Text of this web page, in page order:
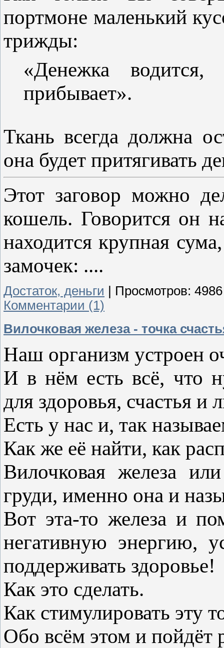
портмоне маленький
трижды:
«Денежка
прибывает».
Ткань всегда должна
она будет притягивать
Этот заговор можно
кошель. Говорится он
находится крупная
замочек: ....
Достаток, деньги | Просмотров: 4986
Комментарии (1)
Вилочковая железа - точка
Наш организм устроен
И в нём есть всё, что
для здоровья, счастья
Есть у нас и, так
Как же её найти, как
Вилочковая железа
груди, именно она и
Вот эта-то железа и
негативную энергию,
поддерживать здоровье!
Как это сделать.
Как стимулировать эту
Обо всём этом и пойдёт